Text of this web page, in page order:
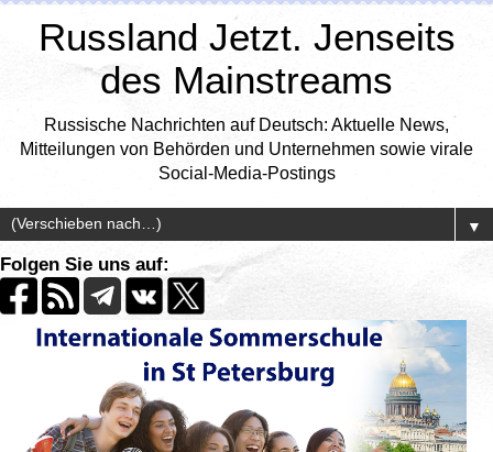
Russland Jetzt. Jenseits
des Mainstreams
Russische Nachrichten auf Deutsch: Aktuelle News,
Mitteilungen von Behörden und Unternehmen sowie virale
Social-Media-Postings
▼
Folgen Sie uns auf: